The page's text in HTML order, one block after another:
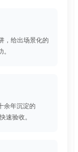
，给出场景化的
余年沉淀的
速验收。